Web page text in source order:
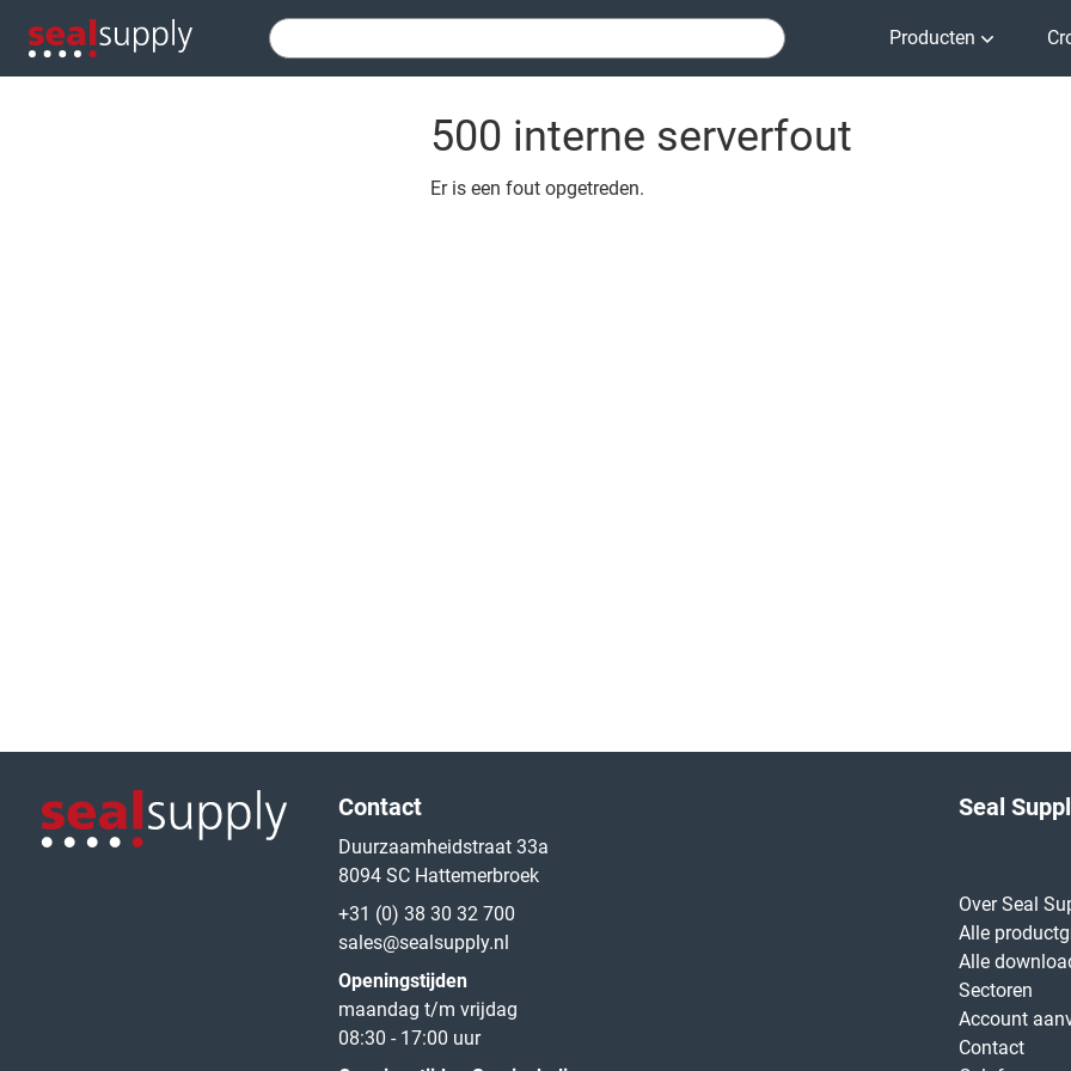
Producten
500 interne serverfout
Er is een fout opgetreden.
Contact
Duurzaamheidstraat 33a
8094 SC Hattemerbroek
+31 (0) 38 30 32 700
sales@sealsupply.nl
Openingstijden
maandag t/m vrijdag
08:30 - 17:00 uur
Seal
Over Seal
Alle
Alle
Sectoren
Account
Contact
Logo van de website